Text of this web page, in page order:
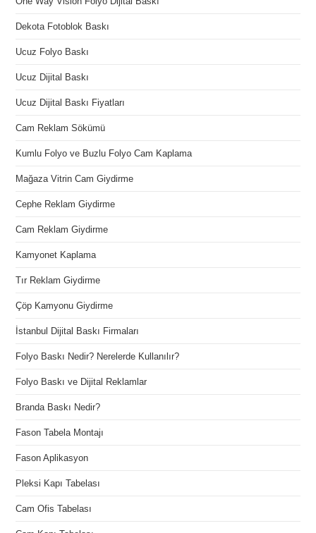
Dekota Fotoblok Baskı
Ucuz Folyo Baskı
Ucuz Dijital Baskı
Ucuz Dijital Baskı Fiyatları
Cam Reklam Sökümü
Kumlu Folyo ve Buzlu Folyo Cam Kaplama
Mağaza Vitrin Cam Giydirme
Cephe Reklam Giydirme
Cam Reklam Giydirme
Kamyonet Kaplama
Tır Reklam Giydirme
Çöp Kamyonu Giydirme
İstanbul Dijital Baskı Firmaları
Folyo Baskı Nedir? Nerelerde Kullanılır?
Folyo Baskı ve Dijital Reklamlar
Branda Baskı Nedir?
Fason Tabela Montajı
Fason Aplikasyon
Pleksi Kapı Tabelası
Cam Ofis Tabelası